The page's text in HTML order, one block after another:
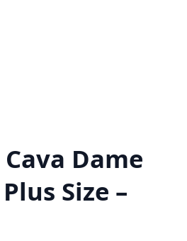
Dame
Size –